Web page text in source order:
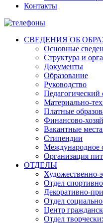
Контакты
СВЕДЕНИЯ ОБ
Основные
Структура и
Документы
Образование
Руководство
Педагогический
Материально-
Платные
Финансово-
Вакантные
Стипендии
Международное
Организация
ОТДЕЛЫ
Художественно-
Отдел
Декоративно-
Отдел
Центр
Отдел